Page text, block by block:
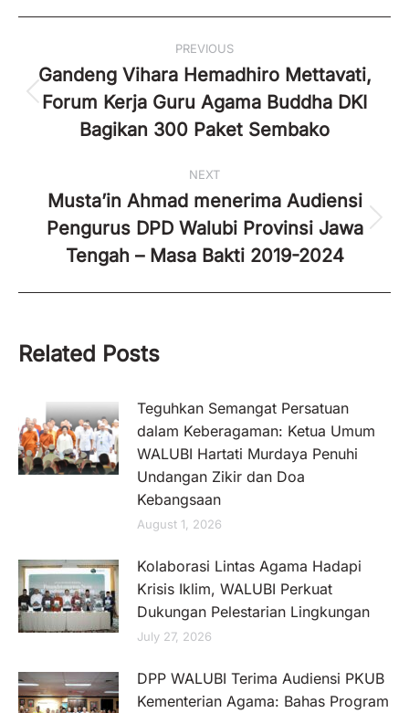
navigation
PREVIOUS
Previous
post:
Gandeng Vihara Hemadhiro Mettavati,
Forum Kerja Guru Agama Buddha DKI
Bagikan 300 Paket Sembako
NEXT
Next
post:
Musta’in Ahmad menerima Audiensi
Pengurus DPD Walubi Provinsi Jawa
Tengah – Masa Bakti 2019-2024
Related Posts
Teguhkan Semangat Persatuan
dalam Keberagaman: Ketua Umum
WALUBI Hartati Murdaya Penuhi
Undangan Zikir dan Doa
Kebangsaan
August 1, 2026
Kolaborasi Lintas Agama Hadapi
Krisis Iklim, WALUBI Perkuat
Dukungan Pelestarian Lingkungan
July 27, 2026
DPP WALUBI Terima Audiensi PKUB
Kementerian Agama: Bahas Program